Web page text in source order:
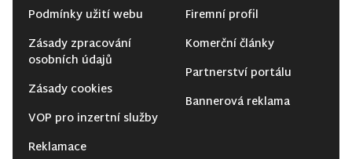
Podmínky užití webu
Zásady zpracování
osobních údajů
Zásady cookies
VOP pro inzertní služby
Reklamace
Firemní profil
Komerční články
Partnerství portálu
Bannerová reklama